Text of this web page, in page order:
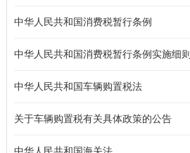
中华人民共和国消费税暂行条例
中华人民共和国消费税暂行条例实施细则
中华人民共和国车辆购置税法
关于车辆购置税有关具体政策的公告